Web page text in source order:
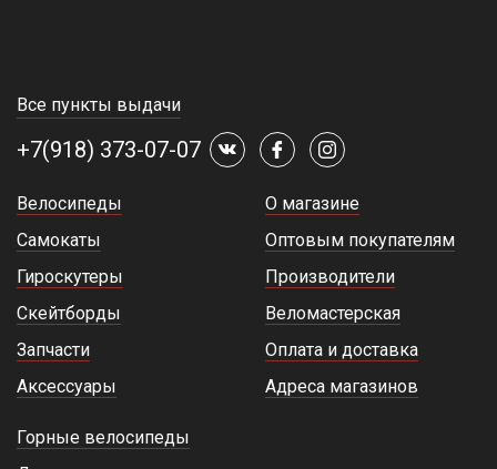
Все пункты выдачи
+7(918) 373-07-07
Велосипеды
Самокаты
Гироскутеры
Скейтборды
Запчасти
Аксессуары
О магазине
Оптовым покупателям
Производители
Веломастерская
Оплата и доставка
Адреса магазинов
Горные велосипеды